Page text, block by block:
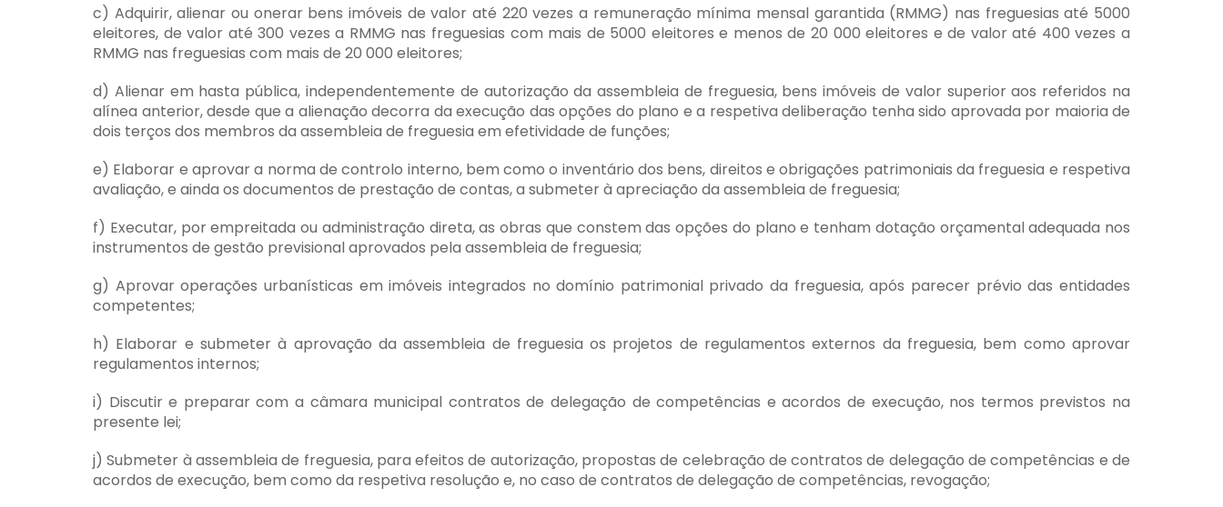
c) Adquirir, alienar ou onerar bens imóveis de valor até 220 vezes a remuneração mínima mensal garantida (RMMG) nas freguesias até 5000
eleitores, de valor até 300 vezes a RMMG nas freguesias com mais de 5000 eleitores e menos de 20 000 eleitores e de valor até 400 vezes a
RMMG nas freguesias com mais de 20 000 eleitores;
d) Alienar em hasta pública, independentemente de autorização da assembleia de freguesia, bens imóveis de valor superior aos referidos na
alínea anterior, desde que a alienação decorra da execução das opções do plano e a respetiva deliberação tenha sido aprovada por maioria de
dois terços dos membros da assembleia de freguesia em efetividade de funções;
e) Elaborar e aprovar a norma de controlo interno, bem como o inventário dos bens, direitos e obrigações patrimoniais da freguesia e respetiva
avaliação, e ainda os documentos de prestação de contas, a submeter à apreciação da assembleia de freguesia;
f) Executar, por empreitada ou administração direta, as obras que constem das opções do plano e tenham dotação orçamental adequada nos
instrumentos de gestão previsional aprovados pela assembleia de freguesia;
g) Aprovar operações urbanísticas em imóveis integrados no domínio patrimonial privado da freguesia, após parecer prévio das entidades
competentes;
h) Elaborar e submeter à aprovação da assembleia de freguesia os projetos de regulamentos externos da freguesia, bem como aprovar
regulamentos internos;
i) Discutir e preparar com a câmara municipal contratos de delegação de competências e acordos de execução, nos termos previstos na
presente lei;
j) Submeter à assembleia de freguesia, para efeitos de autorização, propostas de celebração de contratos de delegação de competências e de
acordos de execução, bem como da respetiva resolução e, no caso de contratos de delegação de competências, revogação;